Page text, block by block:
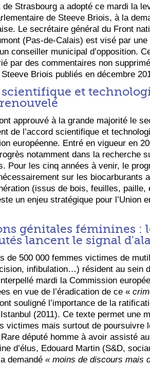
de Strasbourg a adopté ce mardi la
de Steeve Briois, à la
Le secrétaire général du Front
(Pas-de-Calais) est visé par une
conseiller municipal d’opposition.
par des commentaires non
Briois publiés en décembre
scientifique et
approuvé à la grande majorité le
de l’accord scientifique et
européenne. Entré en vigueur en
notamment dans la recherche
Pour les cinq années à venir, le
sur les biocarburants
(issus de bois, feuilles, paille,
un enjeu stratégique pour l’Union
génitales féminines :
lancent le signal
de 500 000 femmes victimes de
infibulation…) résident au sein
mardi la Commission
en vue de l’éradication de ce «
souligné l’importance de la
(2011). Ce texte permet une
victimes mais surtout de poursuivre
député homme à avoir assisté
d’élus, Edouard Martin (S&D,
demandé « moins de discours mais